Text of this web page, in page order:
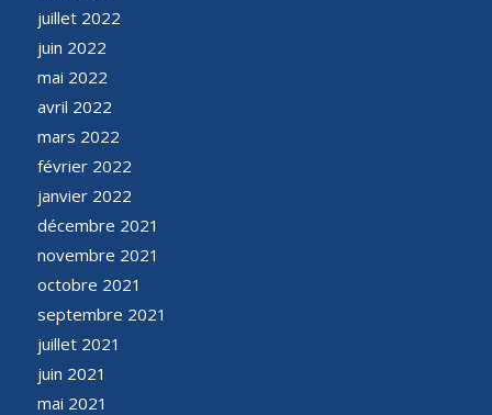
juillet 2022
juin 2022
mai 2022
avril 2022
mars 2022
février 2022
janvier 2022
décembre 2021
novembre 2021
octobre 2021
septembre 2021
juillet 2021
juin 2021
mai 2021